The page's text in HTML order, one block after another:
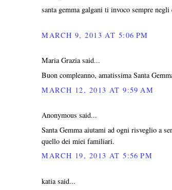
santa gemma galgani ti invoco sempre
MARCH 9, 2013 AT 5:06 PM
Maria Grazia said...
Buon compleanno, amatissima Santa
MARCH 12, 2013 AT 9:59 AM
Anonymous said...
Santa Gemma aiutami ad ogni risveglio a
quello dei miei familiari.
MARCH 19, 2013 AT 5:56 PM
katia said...